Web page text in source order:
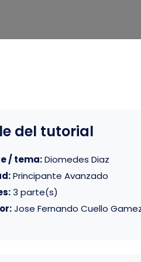
del tutorial
/ tema:Diomedes Diaz
Principante Avanzado
3 parte(s)
Jose Fernando Cuello